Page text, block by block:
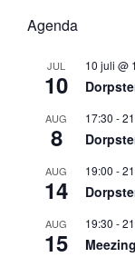
Agenda
JUL
10
10 juli @
AUG
8
17:30 -
AUG
14
19:00 -
AUG
15
19:30 -